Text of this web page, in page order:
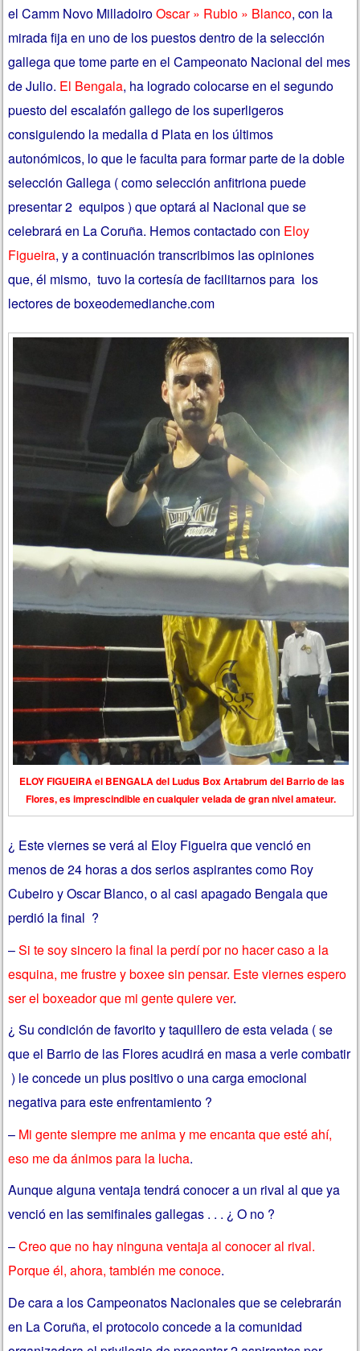
el Camm Novo MilladoiroOscar » Rubio » Blanco, con la
mirada fija en uno de los puestos dentro de la selección
gallega que tome parte en el Campeonato Nacional del mes
de Julio. El Bengala, ha logrado colocarse en el segundo
puesto del escalafón gallego de los superligeros
consiguiendo la medalla d Plata en los últimos
autonómicos, lo que le faculta para formar parte de la doble
selección Gallega ( como selección anfitriona puede
presentar 2 equipos ) que optará al Nacional que se
celebrará en La Coruña. Hemos contactado con Eloy
Figueira, y a continuación transcribimos las opiniones
que, él mismo, tuvo la cortesía de facilitarnos para los
lectores de boxeodemedianche.com
ELOY FIGUEIRA el BENGALA del Ludus Box Artabrum del Barrio de las
Flores, es imprescindible en cualquier velada de gran nivel amateur.
¿ Este viernes se verá al Eloy Figueira que venció en
menos de 24 horas a dos serios aspirantes como Roy
Cubeiro y Oscar Blanco, o al casi apagado Bengala que
perdió la final ?
–Si te soy sincero la final la perdí por no hacer caso a la
esquina, me frustre y boxee sin pensar. Este viernes espero
ser el boxeador que mi gente quiere ver.
¿ Su condición de favorito y taquillero de esta velada ( se
que el Barrio de las Flores acudirá en masa a verle combatir
) le concede un plus positivo o una carga emocional
negativa para este enfrentamiento ?
– Mi gente siempre me anima y me encanta que esté ahí,
eso me da ánimos para la lucha.
Aunque alguna ventaja tendrá conocer a un rival al que ya
venció en las semifinales gallegas . . . ¿ O no ?
–Creo que no hay ninguna ventaja al conocer al rival.
Porque él, ahora, también me conoce.
De cara a los Campeonatos Nacionales que se celebrarán
en La Coruña, el protocolo concede a la comunidad